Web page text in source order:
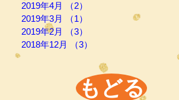
2019年4月
（2）
2019年3月
（1）
2019年2月
（3）
2018年12月
（3）
もどる